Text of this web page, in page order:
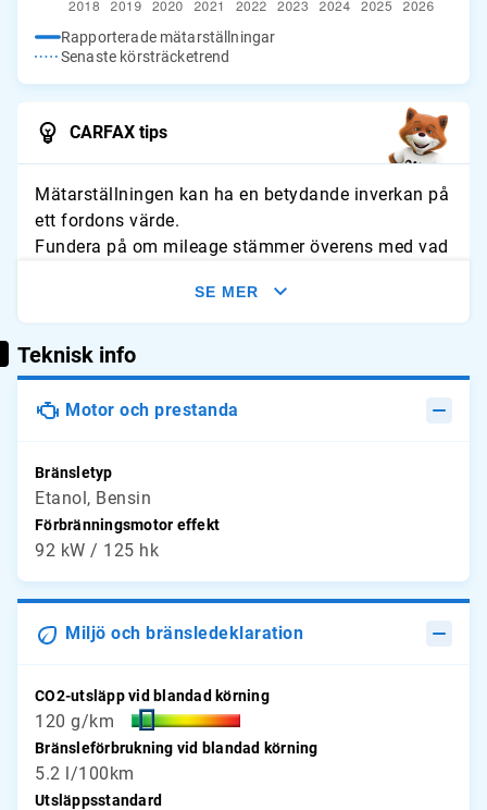
Rapporterade mätarställningar
Senaste körsträcketrend
CARFAX tips
Mätarställningen kan ha en betydande inverkan på
ett fordons värde.
Fundera på om mileage stämmer överens med vad
slitage och jämför avläsningarna med typliga
årliga genomsnitt.
SE MER
Teknisk info
Motor och prestanda
Bränsletyp
Etanol, Bensin
Förbränningsmotor effekt
92 kW / 125 hk
Miljö och bränsledeklaration
CO2-utsläpp vid blandad körning
120 g/km
Bränsleförbrukning vid blandad körning
5.2 l/100km
Utsläppsstandard